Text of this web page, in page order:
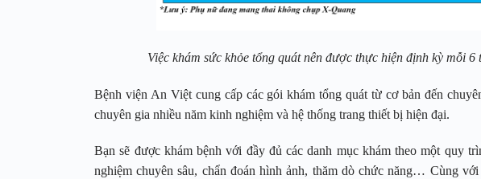
Việc khám sức khỏe tổng quát nên được thực hiện định kỳ mỗi
Bệnh viện An Việt cung cấp các gói khám tổng quát từ cơ bản đến
chuyên gia nhiều năm kinh nghiệm và hệ thống trang thiết bị hiện đại.
Bạn sẽ được khám bệnh với đầy đủ các danh mục khám theo một quy
nghiệm chuyên sâu, chẩn đoán hình ảnh, thăm dò chức năng… Cùng